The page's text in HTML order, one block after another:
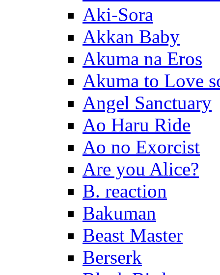
Aki-Sora
Akkan Baby
Akuma na Eros
Akuma to Love
Angel Sanctuary
Ao Haru Ride
Ao no Exorcist
Are you Alice?
B. reaction
Bakuman
Beast Master
Berserk